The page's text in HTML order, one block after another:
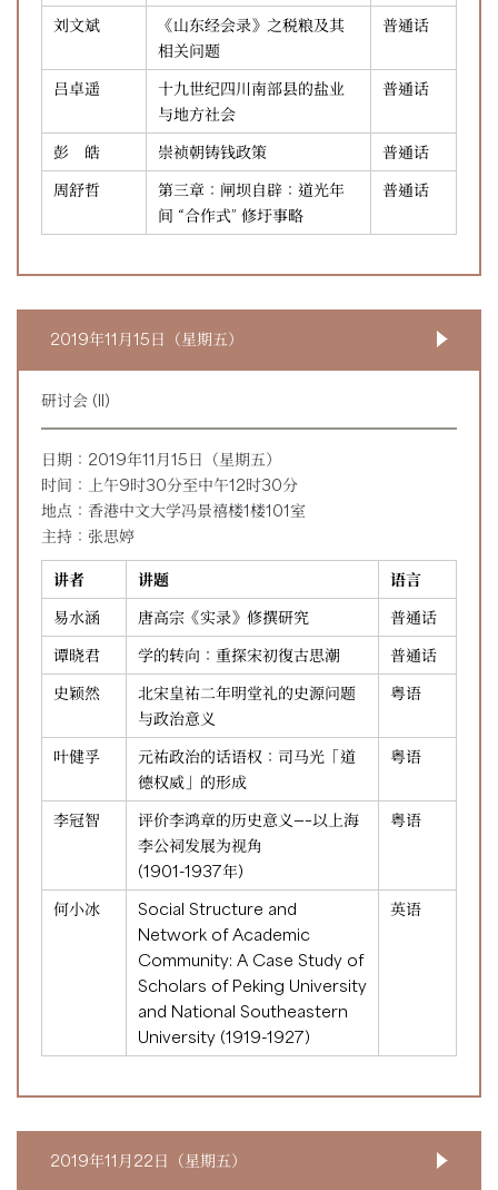
刘文斌
《山东经会录》之税粮及其
相关问题
普通话
吕卓遥
十九世纪四川南部县的盐业
与地方社会
普通话
彭 皓 崇祯朝铸钱政策
普通话
周舒哲
第三章：闸坝自辟：道光年
间 “合作式” 修圩事略
普通话
2019年11月15日（星期五）
研讨会 (II)
日期：2019年11月15日（星期五）
时间：上午9时30分至中午12时30分
地点：香港中文大学冯景禧楼1楼101室
主持：张思婷
讲者 讲题
语言
易水涵
唐高宗《实录》修撰研究
普通话
谭晓君
学的转向：重探宋初復古思潮
普通话
史颖然
北宋皇祐二年明堂礼的史源问题
与政治意义
粤语
叶健孚
元祐政治的话语权：司马光「道
德权威」的形成
粤语
李冠智
评价李鸿章的历史意义—–以上海
李公祠发展为视角
(1901-1937年)
粤语
何小冰
Social Structure and
Network of Academic
Community: A Case Study of
Scholars of Peking University
and National Southeastern
University (1919-1927)
英语
2019年11月22日（星期五）